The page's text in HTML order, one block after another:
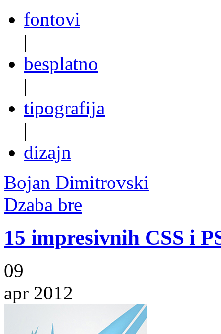
fontovi
|
besplatno
|
tipografija
|
dizajn
Bojan Dimitrovski
Dzaba bre
15 impresivnih CSS i
09
apr 2012